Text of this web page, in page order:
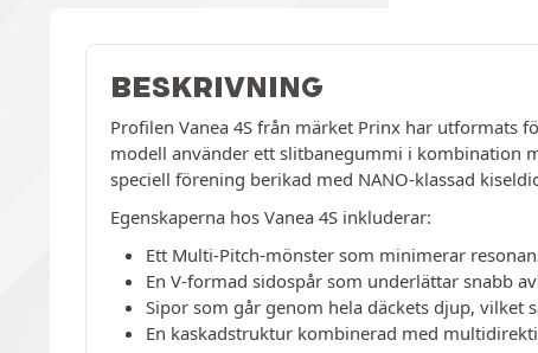
BESKRIVNING
Profilen Vanea 4S från märket Prinx har utformats
modell använder ett slitbanegummi i kombination
speciell förening berikad med NANO-klassad
Egenskaperna hos Vanea 4S inkluderar:
Ett Multi-Pitch-mönster som minimerar
En V-formad sidospår som underlättar snabb
Sipor som går genom hela däckets djup, vilket
En kaskadstruktur kombinerad med